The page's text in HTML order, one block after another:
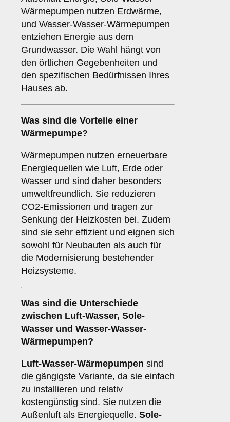
Wärmepumpen nutzen Erdwärme,
und Wasser-Wasser-Wärmepumpen
entziehen Energie aus dem
Grundwasser. Die Wahl hängt von
den örtlichen Gegebenheiten und
den spezifischen Bedürfnissen Ihres
Hauses ab.
Was sind die Vorteile einer
Wärmepumpe?
Wärmepumpen nutzen erneuerbare
Energiequellen wie Luft, Erde oder
Wasser und sind daher besonders
umweltfreundlich. Sie reduzieren
CO2-Emissionen und tragen zur
Senkung der Heizkosten bei. Zudem
sind sie sehr effizient und eignen sich
sowohl für Neubauten als auch für
die Modernisierung bestehender
Heizsysteme.
Was sind die Unterschiede
zwischen Luft-Wasser, Sole-
Wasser und Wasser-Wasser-
Wärmepumpen?
Luft-Wasser-Wärmepumpen sind
die gängigste Variante, da sie einfach
zu installieren und relativ
kostengünstig sind. Sie nutzen die
Außenluft als Energiequelle. Sole-